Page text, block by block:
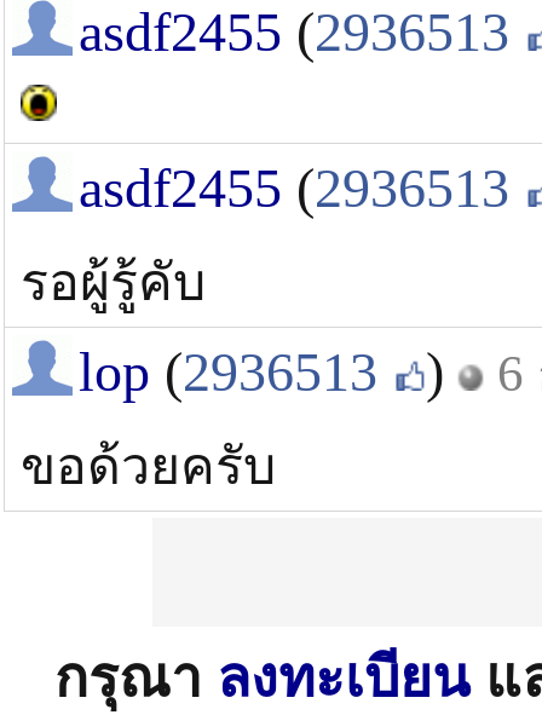
asdf2455 (2936513
asdf2455 (2936513
รอผู้รู้คับ
lop (2936513 )
6
ขอด้วยครับ
กรุณา ลงทะเบียนแ